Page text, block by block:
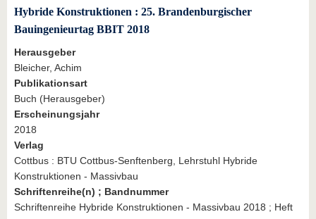
Hybride Konstruktionen : 25. Brandenburgischer
Bauingenieurtag BBIT 2018
Herausgeber
Bleicher, Achim
Publikationsart
Buch (Herausgeber)
Erscheinungsjahr
2018
Verlag
Cottbus : BTU Cottbus-Senftenberg, Lehrstuhl Hybride
Konstruktionen - Massivbau
Schriftenreihe(n) ; Bandnummer
Schriftenreihe Hybride Konstruktionen - Massivbau 2018 ; Heft